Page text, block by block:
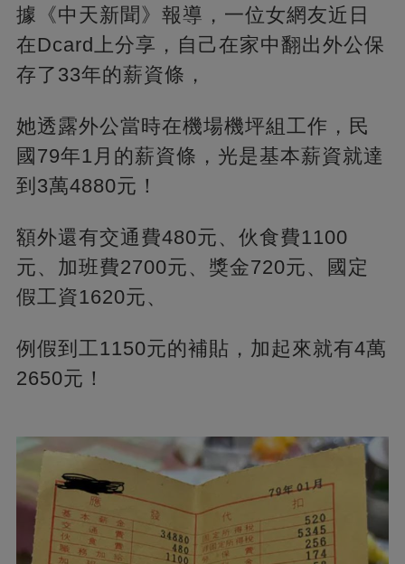
據《中天新聞》報導，一位女網友近日
在Dcard上分享，自己在家中翻出外公保
存了33年的薪資條，
她透露外公當時在機場機坪組工作，民
國79年1月的薪資條，光是基本薪資就達
到3萬4880元！
額外還有交通費480元、伙食費1100
元、加班費2700元、獎金720元、國定
假工資1620元、
例假到工1150元的補貼，加起來就有4萬
2650元！